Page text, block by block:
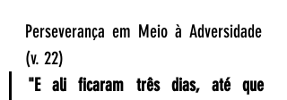
Perseverança em Meio à Adversidade
(v. 22)
"E ali ficaram três dias, até que